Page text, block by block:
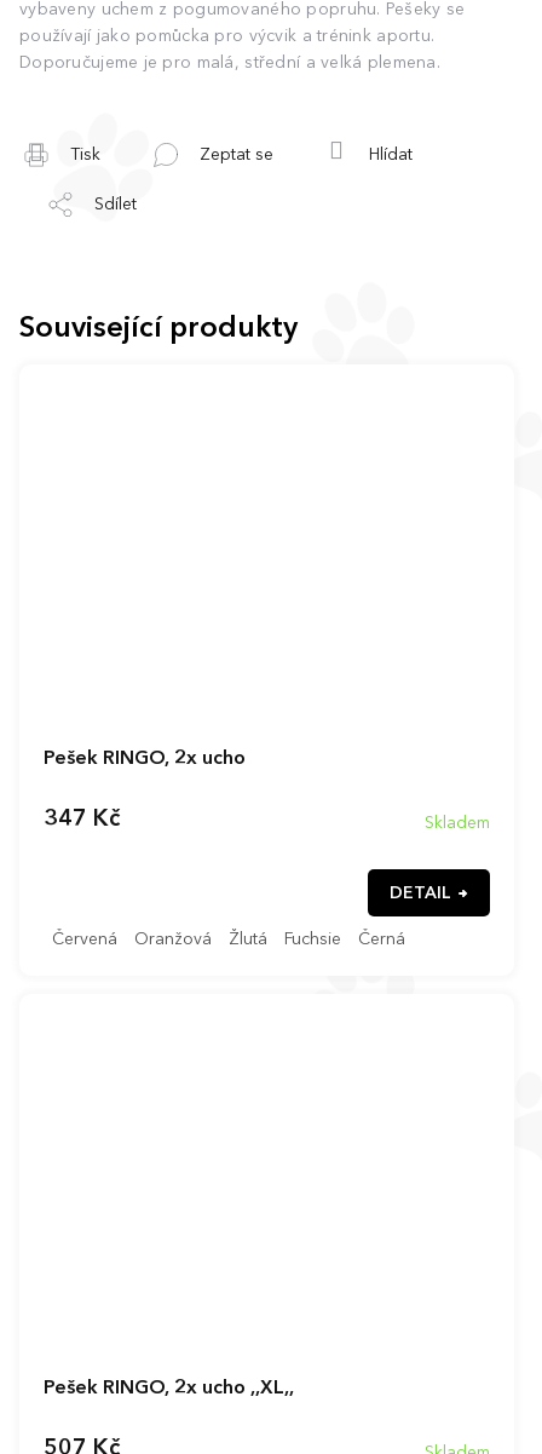
vybaveny uchem z pogumovaného popruhu. Pešeky se
používají jako pomůcka pro výcvik a trénink aportu.
Doporučujeme je pro malá, střední a velká plemena.
Tisk Zeptat se Hlídat
Sdílet
Související produkty
Pešek RINGO, 2x ucho
Skladem
347 Kč
DETAIL
Červená Oranžová Žlutá Fuchsie Černá
Pešek RINGO, 2x ucho ,,XL,,